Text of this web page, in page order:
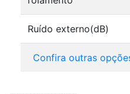
Ruído externo(dB)
Confira outras